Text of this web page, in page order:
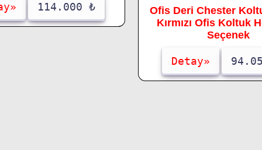
114.000 ₺
Ofis Deri Chester
Kırmızı Ofis Koltuk
Seçenek
Detay»